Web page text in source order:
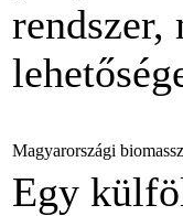
Magyarországi
Egy